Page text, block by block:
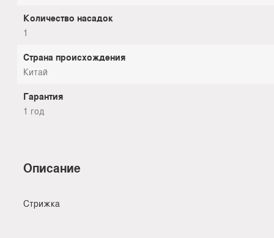
Количество насадок
1
Страна происхождения
Китай
Гарантия
1 год
Описание
Стрижка